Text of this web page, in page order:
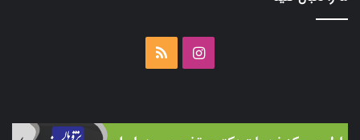
اینستاگرام